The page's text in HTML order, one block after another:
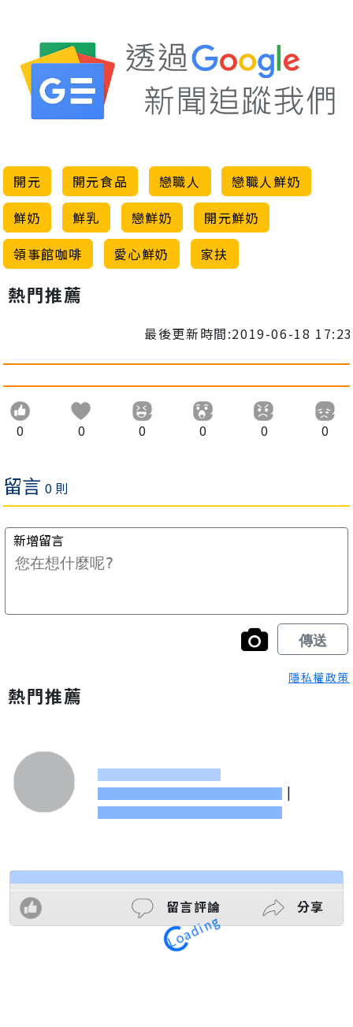
開元 開元食品 戀職人
戀職人鮮奶
鮮奶
鮮乳 戀鮮奶
開元鮮奶
領事館咖啡
愛心鮮奶 家扶
熱門推薦
最後更新時間:2019-06-18 17:23
0 0 0 0 0 0
隱私權政策
熱門推薦
|
留言評論 分享
Loading